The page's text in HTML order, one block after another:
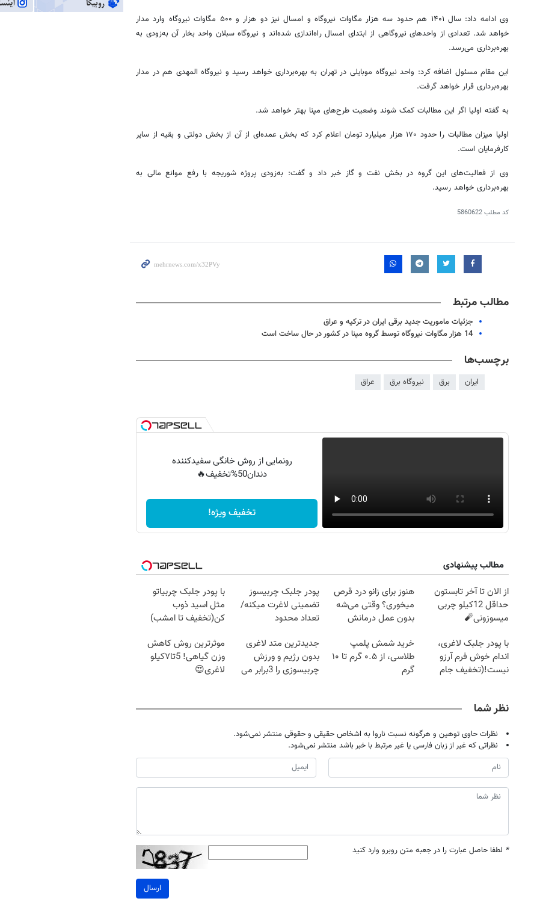
وی ادامه داد: سال ۱۴۰۱ هم حدود سه هزار مگاوات نیروگاه و امسال نیز دو هزار و ۵۰۰ مگاوات نیروگاه وارد مدار
خواهد شد. تعدادی از واحدهای نیروگاهی از ابتدای امسال راه‌اندازی شده‌اند و نیروگاه سبلان واحد بخار آن به‌زودی به
بهره‌برداری می‌رسد.
این مقام مسئول اضافه کرد: واحد نیروگاه موبایلی در تهران به بهره‌برداری خواهد رسید و نیروگاه المهدی هم در مدار
بهره‌برداری قرار خواهد گرفت.
به گفته اولیا اگر این مطالبات کمک شوند وضعیت طرح‌های مپنا بهتر خواهد شد.
اولیا میزان مطالبات را حدود ۱۷۰ هزار میلیارد تومان اعلام کرد که بخش عمده‌ای از آن از بخش دولتی و بقیه از سایر
کارفرمایان است.
وی از فعالیت‌های این گروه در بخش نفت و گاز خبر داد و گفت: به‌زودی پروژهشوریجه با رفع موانع مالی به
بهره‌برداری خواهد رسید.
کد مطلب5860622
مطالب مرتبط
جزئیات ماموریت جدید برقی ایران در ترکیه و عراق
14 هزار مگاوات نیروگاه توسط گروه مپنا در کشور در حال ساخت است
برچسب‌ها
ایران برق نیروگاه برق عراق
رونمایی از روش خانگی سفیدکننده
دندان50%تخفیف🔥
تخفیف ویژه!
مطالب پیشنهادی
از الان تا آخر تابستون
حداقل 12کیلو چربی
میسوزونی🧨
هنوز برای زانو درد قرص
میخوری؟ وقتی می‌شه
بدون عمل درمانش
پودر جلبک چربیسوز
تضمینی لاغرت میکنه/
تعداد محدود
با پودر جلبک چربیاتو
مثل اسید ذوب
کن(تخفیف تا امشب)
با پودر جلبک لاغری،
اندام خوش فرم آرزو
نیست!(تخفیف جام
خرید شمش پلمپ
طلاسی، از ۰.۵ گرم تا ۱۰
گرم
جدیدترین متد لاغری
بدون رژیم و ورزش
چربیسوزی را 3برابر می
موثرترین روش کاهش
وزن گیاهی! 5تا۷کیلو
لاغری😍
نظر شما
نظرات حاوی توهین و هرگونه نسبت ناروا به اشخاص حقیقی و حقوقی منتشر نمی‌شود.
نظراتی که غیر از زبان فارسی یا غیر مرتبط با خبر باشد منتشر نمی‌شود.
* لطفا حاصل عبارت را در جعبه متن روبرو وارد کنید
ارسال